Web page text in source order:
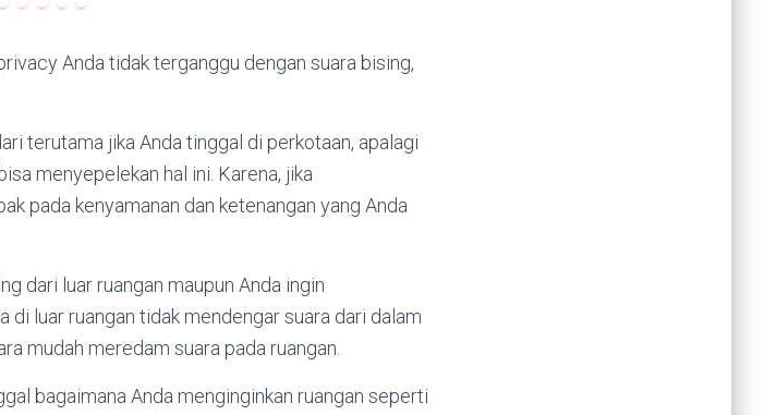
Anda tidak terganggu dengan suara bising,
terutama jika Anda tinggal di perkotaan, apalagi
menyepelekan hal ini. Karena, jika
pada kenyamanan dan ketenangan yang Anda
dari luar ruangan maupun Anda ingin
di luar ruangan tidak mendengar suara dari dalam
mudah meredam suara pada ruangan.
bagaimana Anda menginginkan ruangan seperti